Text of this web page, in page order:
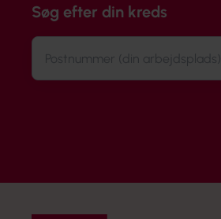
Søg efter din kreds